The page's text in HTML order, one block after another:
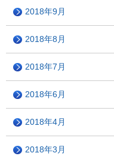
2018年9月
2018年8月
2018年7月
2018年6月
2018年4月
2018年3月